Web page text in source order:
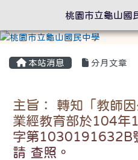
本站消息 分月文章
主旨： 轉知「教師
業經教育部於104年
字第1030191632B
請 查照。
桃園市立龜山國